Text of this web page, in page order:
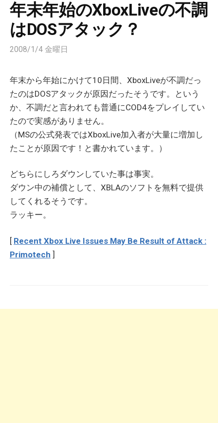
年末年始のXboxLiveの不調
はDOSアタック？
2008/1/4 金曜日
年末から年始にかけて10日間、XboxLiveが不調だっ
たのはDOSアタックが原因だったそうです。という
か、不調だと言われても普通にCOD4をプレイしてい
たので実感がありません。
（MSの公式発表ではXboxLive加入者が大量に増加し
たことが原因です！と書かれています。）
どちらにしろダウンしていた事は事実。
ダウン中の補償として、XBLAのソフトを無料で提供
してくれるそうです。
ラッキー。
[ Recent Xbox Live Issues May Be Result of Attack :
Primotech ]